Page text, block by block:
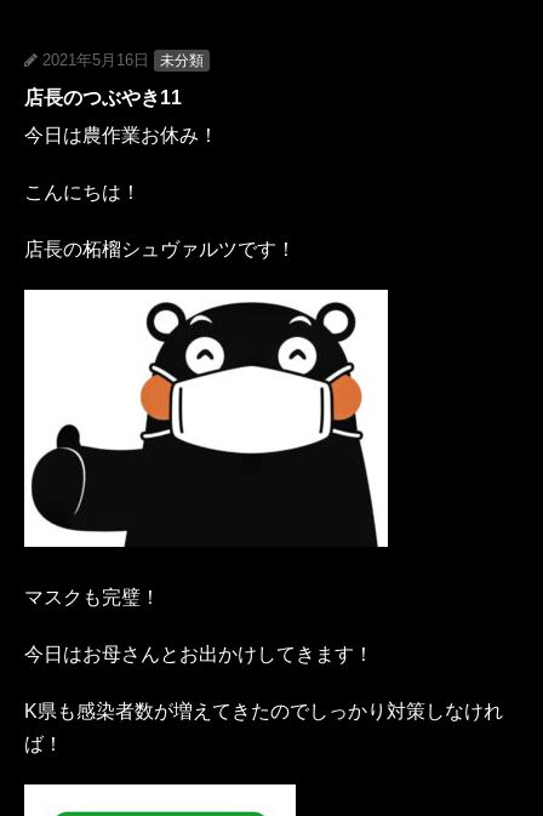
2021年5月16日 未分類
店長のつぶやき11
今日は農作業お休み！
こんにちは！
店長の柘榴シュヴァルツです！
マスクも完璧！
今日はお母さんとお出かけしてきます！
K県も感染者数が増えてきたのでしっかり対策しなけれ
ば！